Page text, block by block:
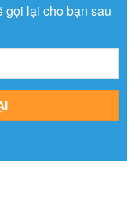
gọi lại cho bạn sau